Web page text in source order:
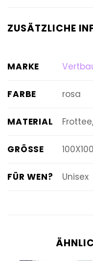
ZUSÄTZLICHE
MARKE
FARBE rosa
MATERIAL
GRÖSSE 100X100
FÜR WEN? Unisex